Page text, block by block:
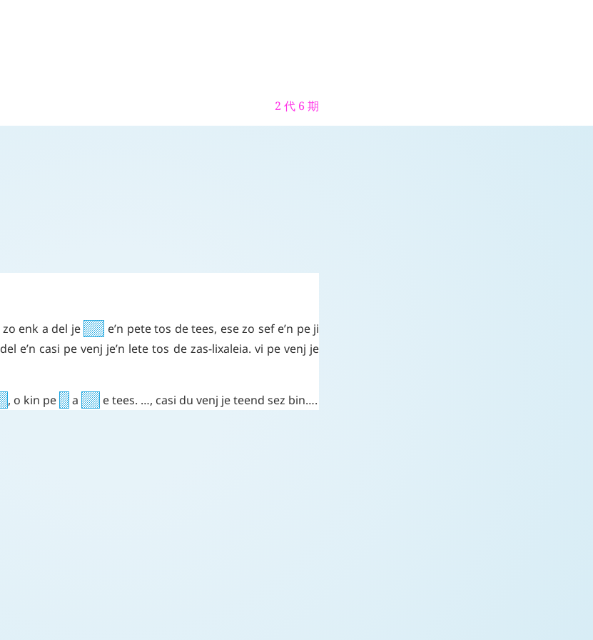
2 代 6 期
zo enk a del je e’n pete tos de tees, ese zo sef e’n pe ji
del e’n casi pe venj je’n lete tos de zas-lixaleia. vi pe venj je
, o kin pe a etees. …, casi du venj jeteend sez bin….